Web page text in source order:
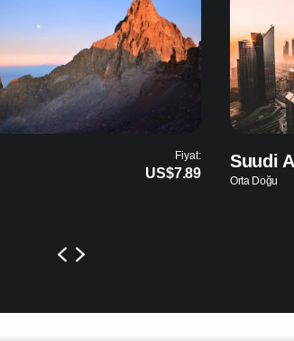
Fiyat:
US$3.99
Mısır
Orta Doğu